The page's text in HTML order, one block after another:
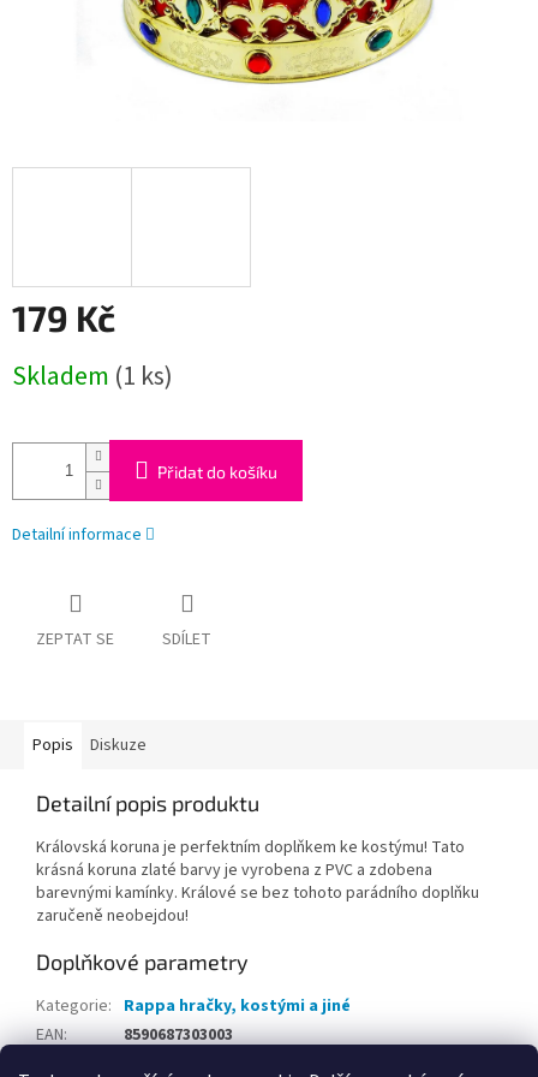
179 Kč
cena:
Skladem (1 ks)
Přidat do košíku
Detailní informace
ZEPTAT SE SDÍLET
Popis Diskuze
Detailní popis produktu
Královská koruna je perfektním doplňkem ke kostýmu! Tato
krásná koruna zlaté barvy je vyrobena z PVC a zdobena
barevnými kamínky. Králové se bez tohoto parádního doplňku
zaručeně neobejdou!
Doplňkové parametry
Kategorie: Rappa hračky, kostými a jiné
EAN: 8590687303003